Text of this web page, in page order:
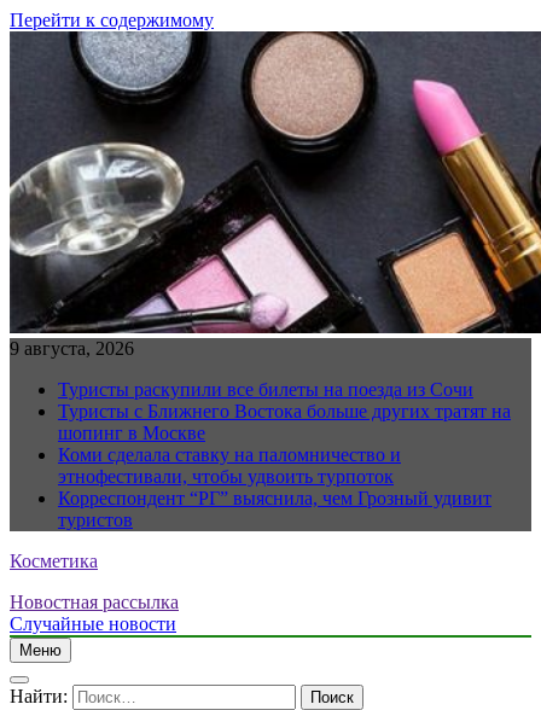
Перейти к содержимому
9 августа, 2026
Туристы раскупили все билеты на поезда из Сочи
Туристы с Ближнего Востока больше других тратят на
шопинг в Москве
Коми сделала ставку на паломничество и
этнофестивали, чтобы удвоить турпоток
Корреспондент “РГ” выяснила, чем Грозный удивит
туристов
Косметика
Новостная рассылка
Случайные новости
Меню
Найти: